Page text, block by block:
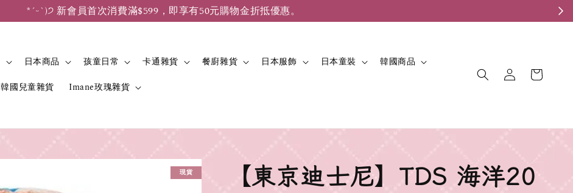
*ˊᵕˋ)੭ 新會員首次消費滿$599，即享有50元購物金折抵優惠。
日本商品 孩童日常 卡通雜貨 餐廚雜貨 日本服飾 日本童裝
韓國商品
韓國兒童雜貨 Imane玫瑰雜貨
現貨
【東京迪士尼】TDS 海洋20